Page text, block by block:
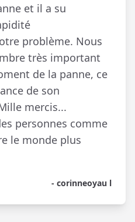
et il a su
problème. Nous
très important
de la panne, ce
de son
mercis...
personnes comme
le monde plus
- corinneoyau l